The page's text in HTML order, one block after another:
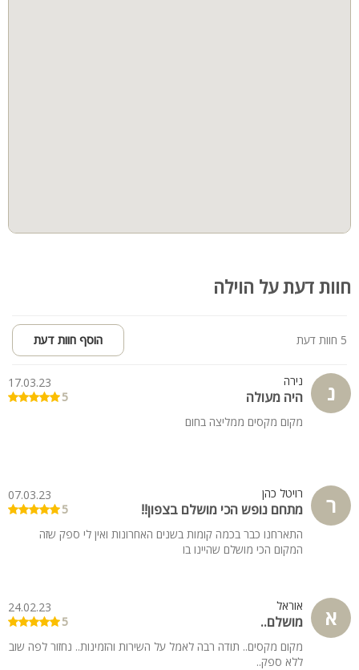
חוות דעת על הוילה
5 חוות דעת הוסף חוות דעת
נ נירה
היה מעולה
17.03.23
5
מקום מקסים ממליצה בחום
ר רויטל כהן
מתחם נופש הכי מושלם בצפון!!
07.03.23
5
התארחנו כבר בכמה קומות בשנים האחרונות ואין לי ספק שזה
המקום הכי מושלם שהיינו בו
א אוראל
מושלם..
24.02.23
5
מקום מקסים.. תודה רבה לאמל על השירות והזמינות.. נחזור לפה שוב
ללא ספק..